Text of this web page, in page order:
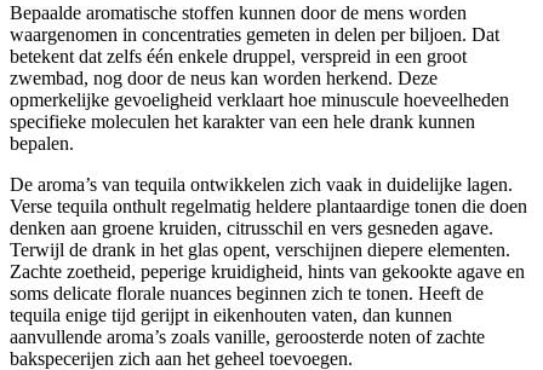
Bepaalde aromatische stoffen kunnen door de mens worden
waargenomen in concentraties gemeten in delen per biljoen. Dat
betekent dat zelfs één enkele druppel, verspreid in een groot
zwembad, nog door de neus kan worden herkend. Deze
opmerkelijke gevoeligheid verklaart hoe minuscule hoeveelheden
specifieke moleculen het karakter van een hele drank kunnen
bepalen.
De aroma’s van tequila ontwikkelen zich vaak in duidelijke lagen.
Verse tequila onthult regelmatig heldere plantaardige tonen die doen
denken aan groene kruiden, citrusschil en vers gesneden agave.
Terwijl de drank in het glas opent, verschijnen diepere elementen.
Zachte zoetheid, peperige kruidigheid, hints van gekookte agave en
soms delicate florale nuances beginnen zich te tonen. Heeft de
tequila enige tijd gerijpt in eikenhouten vaten, dan kunnen
aanvullende aroma’s zoals vanille, geroosterde noten of zachte
bakspecerijen zich aan het geheel toevoegen.